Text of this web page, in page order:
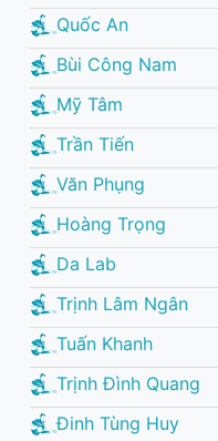
Quốc An
Bùi Công Nam
Mỹ Tâm
Trần Tiến
Văn Phụng
Hoàng Trọng
Da Lab
Trịnh Lâm Ngân
Tuấn Khanh
Trịnh Đình Quang
Đinh Tùng Huy